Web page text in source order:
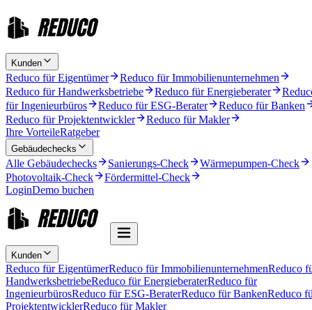
Kunden
Reduco für Eigentümer
Reduco für Immobilienunternehmen
Reduco für Handwerksbetriebe
Reduco für Energieberater
für Ingenieurbüros
Reduco für ESG-Berater
Reduco für Banken
Reduco für Projektentwickler
Reduco für Makler
Ihre VorteileRatgeber
Gebäudechecks
Alle Gebäudechecks Sanierungs-Check
Wärmepumpen-Check
Photovoltaik-Check
Fördermittel-Check
LoginDemo buchen
Kunden
Reduco für EigentümerReduco für ImmobilienunternehmenReduco
HandwerksbetriebeReduco für EnergieberaterReduco für
IngenieurbürosReduco für ESG-BeraterReduco für BankenReduco
ProjektentwicklerReduco für Makler